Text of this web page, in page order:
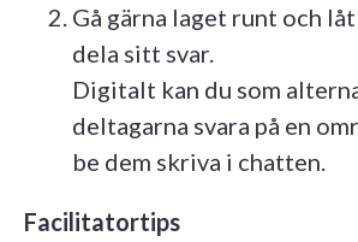
Gå gärna laget runt och
dela sitt svar.
Digitalt kan du som
deltagarna svara på en
be dem skriva i chatten.
Facilitatortips